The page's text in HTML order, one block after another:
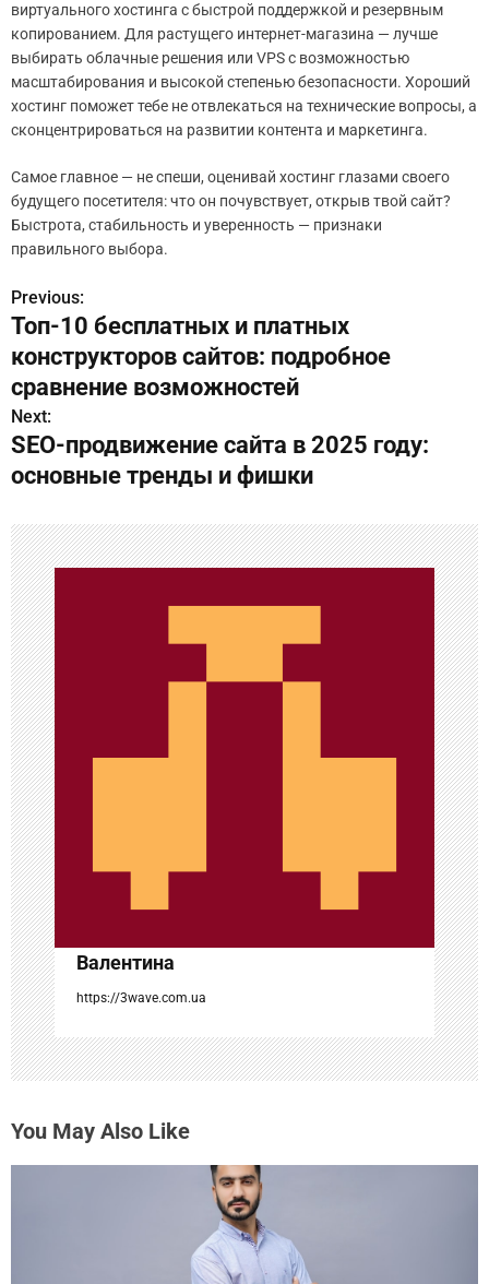
виртуального хостинга с быстрой поддержкой и резервным
копированием. Для растущего интернет-магазина — лучше
выбирать облачные решения или VPS с возможностью
масштабирования и высокой степенью безопасности. Хороший
хостинг поможет тебе не отвлекаться на технические вопросы, а
сконцентрироваться на развитии контента и маркетинга.
Самое главное — не спеши, оценивай хостинг глазами своего
будущего посетителя: что он почувствует, открыв твой сайт?
Быстрота, стабильность и уверенность — признаки
правильного выбора.
Н
а
в
и
г
ц
и
я
п
о
з
а
п
и
с
я
м
Previous:
Топ-10 бесплатных и платных
конструкторов сайтов: подробное
сравнение возможностей
Next:
SEO-продвижение сайта в 2025 году:
основные тренды и фишки
Валентина
https://3wave.com.ua
You May Also Like